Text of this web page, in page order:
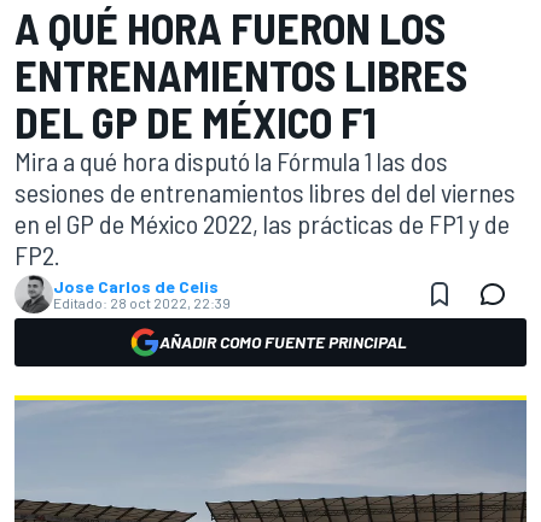
A QUÉ HORA FUERON LOS
ENTRENAMIENTOS LIBRES
DEL GP DE MÉXICO F1
Mira a qué hora disputó la Fórmula 1 las dos
sesiones de entrenamientos libres del del viernes
en el GP de México 2022, las prácticas de FP1 y de
FP2.
Jose Carlos de Celis
Editado: 28 oct 2022, 22:39
AÑADIR COMO FUENTE PRINCIPAL